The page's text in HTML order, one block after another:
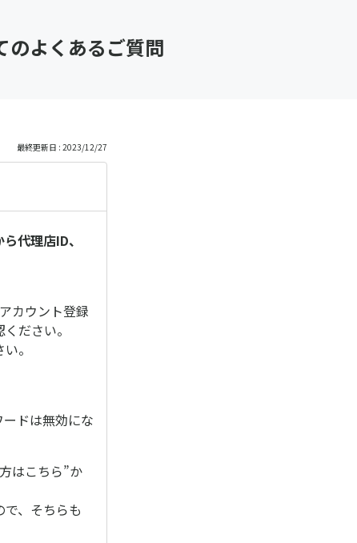
のよくあるご質問
最終更新日 : 2023/12/27
代理店ID、
カウント登録
ださい。
。
ドは無効にな
はこちら”か
、そちらも